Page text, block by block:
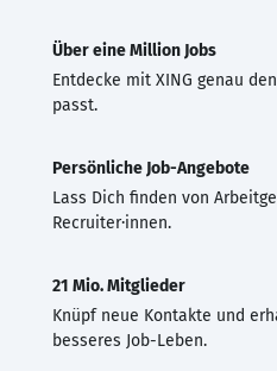
Über eine Million Jobs
Entdecke mit XING genau
passt.
Persönliche Job-Angebote
Lass Dich finden von
Recruiter·innen.
21 Mio. Mitglieder
Knüpf neue Kontakte und
besseres Job-Leben.